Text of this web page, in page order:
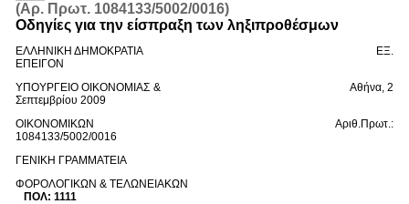
(Αρ. Πρωτ. 1084133/5002/0016)
Οδηγίες για την είσπραξη των ληξιπροθέσμων
ΕΛΛΗΝΙΚΗ ΔΗΜΟΚΡΑΤΙΑ ΕΞ.
ΕΠΕΙΓΟΝ
ΥΠΟΥΡΓΕΙΟ ΟΙΚΟΝΟΜΙΑΣ & Αθήνα, 2
Σεπτεμβρίου 2009
ΟΙΚΟΝΟΜΙΚΩΝ Αριθ.Πρωτ.:
1084133/5002/0016
ΓΕΝΙΚΗ ΓΡΑΜΜΑΤΕΙΑ
ΦΟΡΟΛΟΓΙΚΩΝ & ΤΕΛΩΝΕΙΑΚΩΝ
ΠΟΛ: 1111